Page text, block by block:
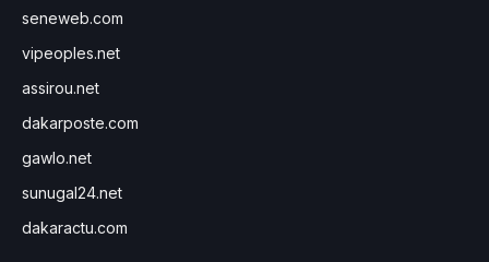
seneweb.com
vipeoples.net
assirou.net
dakarposte.com
gawlo.net
sunugal24.net
dakaractu.com